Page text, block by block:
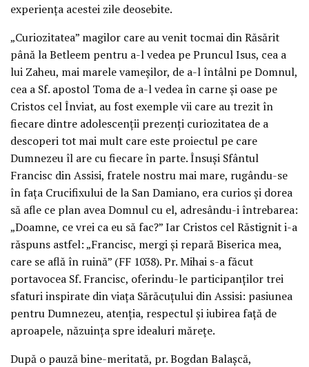
experiența acestei zile deosebite.
„Curiozitatea” magilor care au venit tocmai din Răsărit
până la Betleem pentru a-l vedea pe Pruncul Isus, cea a
lui Zaheu, mai marele vameșilor, de a-l întâlni pe Domnul,
cea a Sf. apostol Toma de a-l vedea în carne și oase pe
Cristos cel Înviat, au fost exemple vii care au trezit în
fiecare dintre adolescenții prezenți curiozitatea de a
descoperi tot mai mult care este proiectul pe care
Dumnezeu îl are cu fiecare în parte. Însuși Sfântul
Francisc din Assisi, fratele nostru mai mare, rugându-se
în fața Crucifixului de la San Damiano, era curios și dorea
să afle ce plan avea Domnul cu el, adresându-i întrebarea:
„Doamne, ce vrei ca eu să fac?” Iar Cristos cel Răstignit i-a
răspuns astfel: „Francisc, mergi și repară Biserica mea,
care se află în ruină” (FF 1038). Pr. Mihai s-a făcut
portavocea Sf. Francisc, oferindu-le participanților trei
sfaturi inspirate din viața Sărăcuțului din Assisi: pasiunea
pentru Dumnezeu, atenția, respectul și iubirea față de
aproapele, năzuința spre idealuri mărețe.
După o pauză bine-meritată, pr. Bogdan Balașcă,